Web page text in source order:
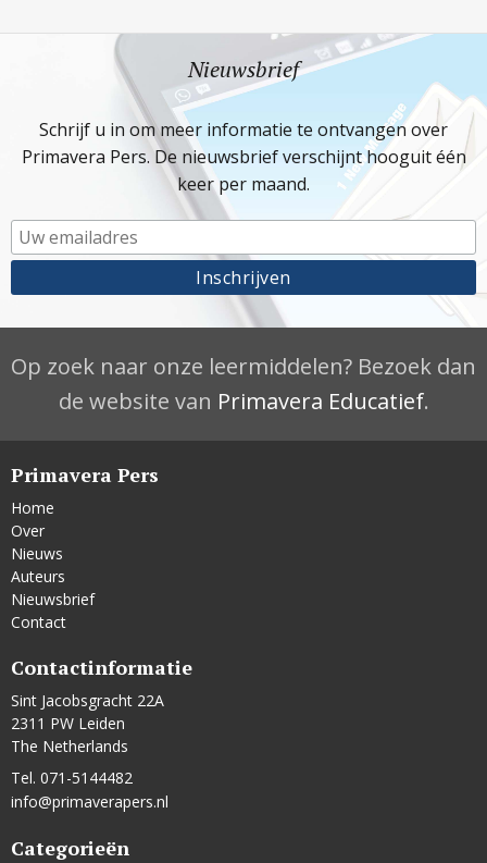
Nieuwsbrief
Schrijf u in om meer informatie te ontvangen over
Primavera Pers. De nieuwsbrief verschijnt hooguit één
keer per maand.
Op zoek naar onze leermiddelen? Bezoek dan
de website van Primavera Educatief.
Primavera Pers
Home
Over
Nieuws
Auteurs
Nieuwsbrief
Contact
Contactinformatie
Sint Jacobsgracht 22A
2311 PW Leiden
The Netherlands
Tel. 071-5144482
info@primaverapers.nl
Categorieën